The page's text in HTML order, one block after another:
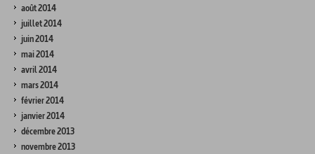
août 2014
juillet 2014
juin 2014
mai 2014
avril 2014
mars 2014
février 2014
janvier 2014
décembre 2013
novembre 2013